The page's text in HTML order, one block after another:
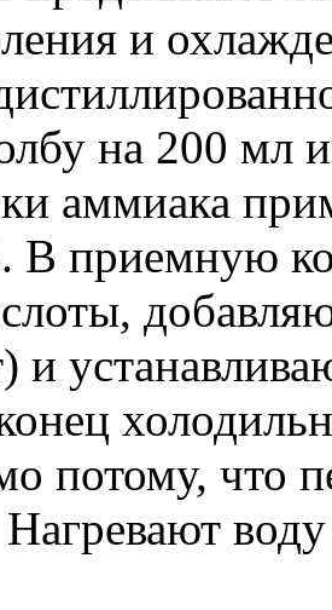
и
на 200 мл
аммиака
В приемную
и
потому, что
Нагревают